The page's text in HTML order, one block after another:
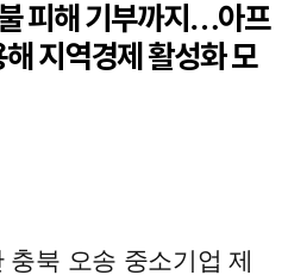
피해 기부까지…아프
지역경제 활성화 모
북 오송 중소기업 제